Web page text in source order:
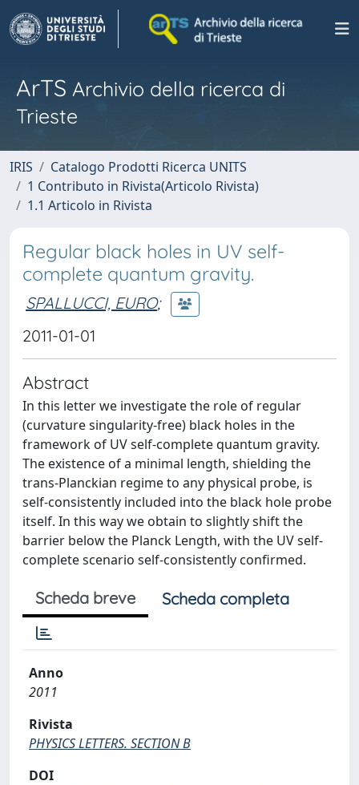
ArTS Archivio della ricerca di
Trieste
IRIS
Catalogo Prodotti Ricerca UNITS
1 Contributo in Rivista(Articolo Rivista)
1.1 Articolo in Rivista
Regular black holes in UV self-
complete quantum gravity.
SPALLUCCI, EURO;
2011-01-01
Abstract
In this letter we investigate the role of regular
(curvature singularity-free) black holes in the
framework of UV self-complete quantum gravity.
The existence of a minimal length, shielding the
trans-Planckian regime to any physical probe, is
self-consistently included into the black hole probe
itself. In this way we obtain to slightly shift the
barrier below the Planck Length, with the UV self-
complete scenario self-consistently confirmed.
Scheda breve Scheda completa
Anno
2011
Rivista
PHYSICS LETTERS. SECTION B
DOI